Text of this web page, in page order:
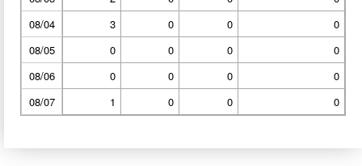
08/04
3 0 0
0
08/05
0 0 0
0
08/06
0 0 0
0
08/07
1 0 0 0